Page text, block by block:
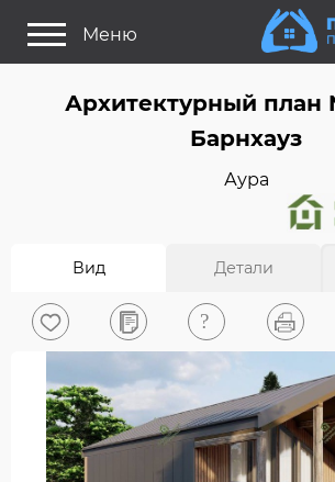
Меню
Как выбрать планировку?
Поиск проектов
Найти архитектора
0
Вход/Регистрация
Архитектурный план
Барнхауз
Аура
Вид Детали